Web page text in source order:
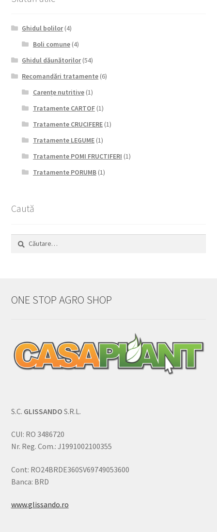
Ghidul bolilor(4)
Boli comune(4)
Ghidul dăunătorilor(54)
Recomandări tratamente (6)
Carențe nutritive(1)
Tratamente CARTOF(1)
Tratamente CRUCIFERE(1)
Tratamente LEGUME(1)
Tratamente POMI FRUCTIFERI (1)
Tratamente PORUMB(1)
Caută
Caută
ONE STOP AGRO SHOP
S.C. GLISSANDO S.R.L.
CUI: RO 3486720
Nr. Reg. Com.: J1991002100355
Cont: RO24BRDE360SV69749053600
Banca: BRD
www.glissando.ro